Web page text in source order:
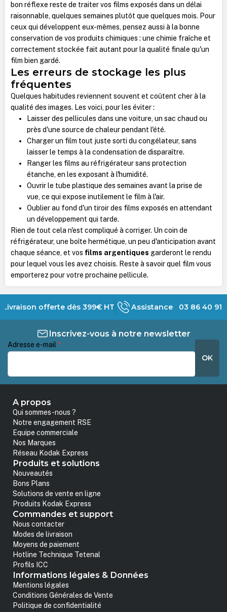
bon réflexe reste de traiter vos films exposés dans un délai
raisonnable, quelques semaines plutôt que quelques mois. Pour
ceux qui développent eux-mêmes, pensez aussi à la bonne
conservation de vos produits chimiques : une chimie fraîche et
correctement stockée fait autant pour la qualité finale qu'un
film bien gardé.
Les erreurs de stockage les plus
fréquentes
Quelques habitudes reviennent souvent et coûtent cher à la
qualité des images. Les voici, pour les éviter :
Laisser des pellicules dans une voiture, un sac chaud ou
près d'une source de chaleur pendant l'été.
Charger un film tout juste sorti du congélateur, sans
laisser le temps à la condensation de disparaître.
Ranger les films au réfrigérateur sans protection
étanche, en les exposant à l'humidité.
Ouvrir le tube plastique des semaines avant la prise de
vue, ce qui expose inutilement le film à l'air.
Oublier au fond d'un tiroir des films exposés en attendant
un développement qui tarde.
Rien de tout cela n'est compliqué à corriger. Un coin de
réfrigérateur, une boîte hermétique, un peu d'anticipation avant
chaque séance, et vos films argentiques garderont le rendu
pour lequel vous les avez choisis. Reste à savoir quel film vous
emporterez pour votre prochaine pellicule.
Livraison offerte dès 399€ HT Assistance 03 86 40 91
Inscrivez-vous à notre newsletter
Adresse e-mail *
OK
A propos
Qui sommes-nous ?
Notre engagement RSE
Equipe commerciale
Nos Marques
Réseau Kodak Express
Produits et solutions
Nouveautés
Bons Plans
Solutions de vente en ligne
Produits Kodak Express
Commandes et support
Nous contacter
Modes de livraison
Moyens de paiement
Hotline Technique Tetenal
Profils ICC
Informations légales & Données
Mentions légales
Conditions Générales de Vente
Politique de confidentialité